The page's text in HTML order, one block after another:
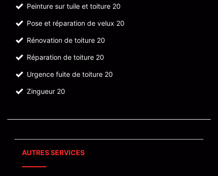
Peinture sur tuile et toiture 20
Pose et réparation de velux 20
Rénovation de toiture 20
Réparation de toiture 20
Urgence fuite de toiture 20
Zingueur 20
AUTRES SERVICES